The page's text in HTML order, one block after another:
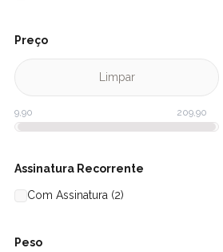
Preço
Limpar
Assinatura Recorrente
Com Assinatura (2)
Peso